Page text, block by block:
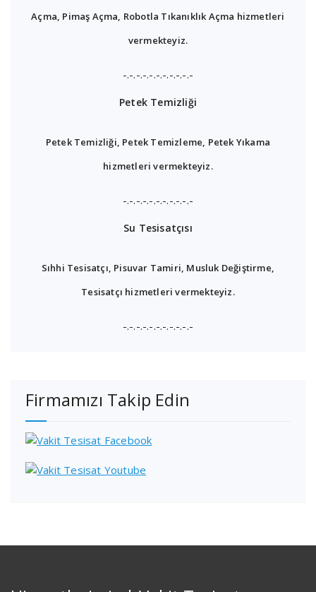
Açma, Pimaş Açma, Robotla Tıkanıklık Açma hizmetleri
vermekteyiz.
-.-.-.-.-.-.-.-.-.-.-
Petek Temizliği
Petek Temizliği, Petek Temizleme, Petek Yıkama
hizmetleri vermekteyiz.
-.-.-.-.-.-.-.-.-.-.-
Su Tesisatçısı
Sıhhi Tesisatçı, Pisuvar Tamiri, Musluk Değiştirme,
Tesisatçı hizmetleri vermekteyiz.
-.-.-.-.-.-.-.-.-.-.-
Firmamızı Takip Edin